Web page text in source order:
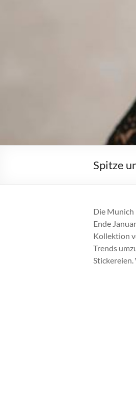
Spitze
Die Munich
Ende
Kollektion
Trends
Stickereien.